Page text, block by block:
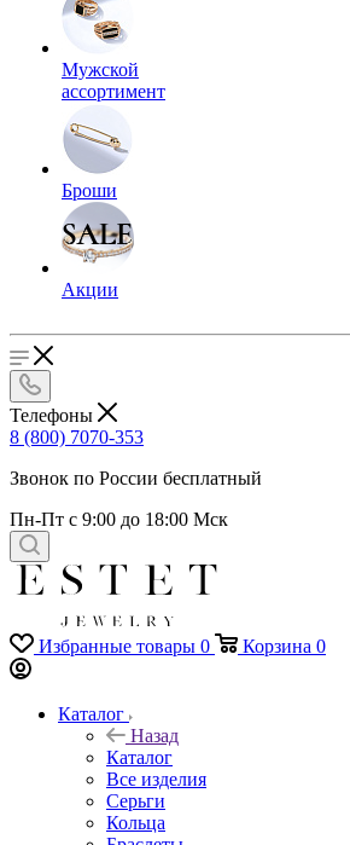
Мужской
ассортимент
Броши
Акции
Телефоны
8 (800) 7070-353
Звонок по России бесплатный
Пн-Пт с 9:00 до 18:00 Мск
Избранные товары 0 Корзина 0
Каталог
Назад
Каталог
Все изделия
Серьги
Кольца